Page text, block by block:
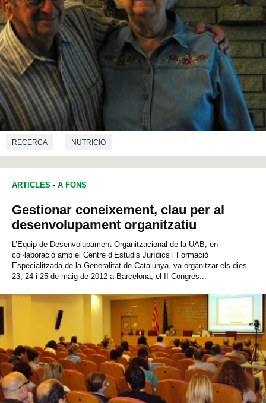
RECERCA NUTRICIÓ
ARTICLES - A FONS
Gestionar coneixement, clau per al
desenvolupament organitzatiu
L’Equip de Desenvolupament Organitzacional de la UAB, en
col·laboració amb el Centre d’Estudis Jurídics i Formació
Especialitzada de la Generalitat de Catalunya, va organitzar els dies
23, 24 i 25 de maig de 2012 a Barcelona, el II Congrés...